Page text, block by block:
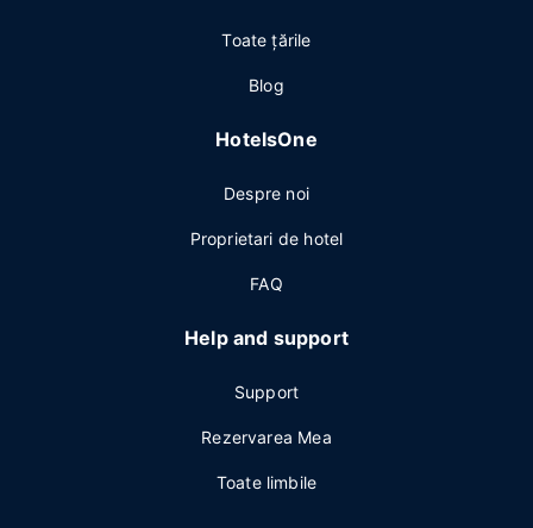
Toate ţările
Blog
HotelsOne
Despre noi
Proprietari de hotel
FAQ
Help and support
Support
Rezervarea Mea
Toate limbile